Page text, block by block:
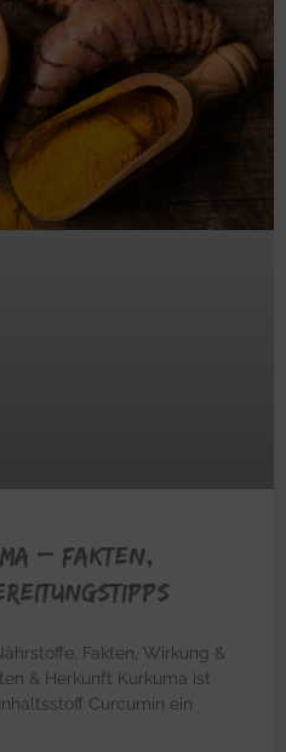
– Fakten,
Fakten, Wirkung &
& Herkunft Kurkuma ist
Curcumin ein